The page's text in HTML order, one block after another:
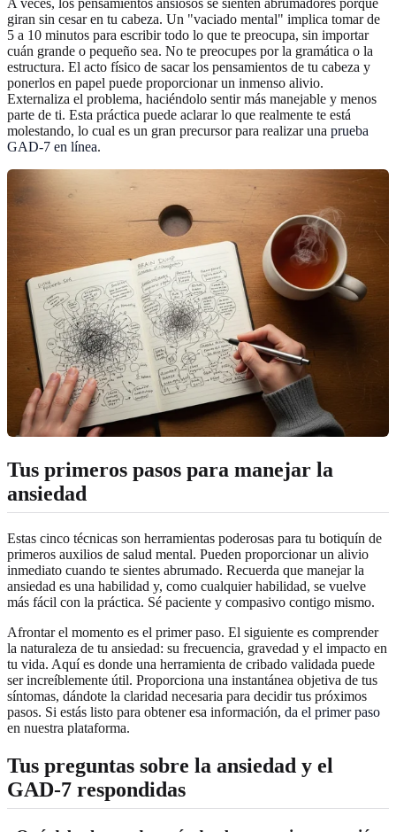
giran sin cesar en tu cabeza. Un "vaciado mental" implica tomar de
5 a 10 minutos para escribir todo lo que te preocupa, sin importar
cuán grande o pequeño sea. No te preocupes por la gramática o la
estructura. El acto físico de sacar los pensamientos de tu cabeza y
ponerlos en papel puede proporcionar un inmenso alivio.
Externaliza el problema, haciéndolo sentir más manejable y menos
parte de ti. Esta práctica puede aclarar lo que realmente te está
molestando, lo cual es un gran precursor para realizar una prueba
GAD-7 en línea.
Tus primeros pasos para manejar la
ansiedad
Estas cinco técnicas son herramientas poderosas para tu botiquín de
primeros auxilios de salud mental. Pueden proporcionar un alivio
inmediato cuando te sientes abrumado. Recuerda que manejar la
ansiedad es una habilidad y, como cualquier habilidad, se vuelve
más fácil con la práctica. Sé paciente y compasivo contigo mismo.
Afrontar el momento es el primer paso. El siguiente es comprender
la naturaleza de tu ansiedad: su frecuencia, gravedad y el impacto en
tu vida. Aquí es donde una herramienta de cribado validada puede
ser increíblemente útil. Proporciona una instantánea objetiva de tus
síntomas, dándote la claridad necesaria para decidir tus próximos
pasos. Si estás listo para obtener esa información, da el primer paso
en nuestra plataforma.
Tus preguntas sobre la ansiedad y el
GAD-7 respondidas